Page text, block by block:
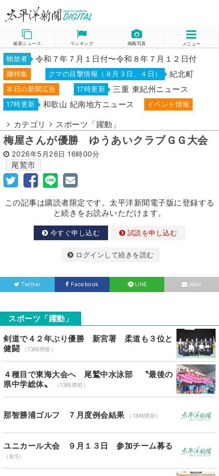
最新ニュース ランキング 掲載写真 メニュー
物故者 令和７年７月１日付〜令和８年７月１２日付
麺特集 クマの目撃情報（８月３日、４日） 紀北町
本日の新聞広告 17時更新 三重 東紀州ニュース
17時更新 和歌山 紀南地方ニュース イベント情報
カテゴリ スポーツ「躍動」
梅屋さんが優勝 ゆうあいクラブＧＧ大会
2026年5月26日 16時00分
尾鷲市
この記事は購読者限定です。太平洋新聞電子版に登録する
と続きをお読みいただけます。
今すぐ申し込む 試読を申し込む
ログインして続きを読む
Twitter Facebook LINE Mail
スポーツ「躍動」
剣道で４２年ぶり優勝 新宮署 柔道も３位と
健闘
（13時間前）
４種目で東海大会へ 尾鷲中水泳部 〝最後の
県中学総体〟
（13時間前）
那智勝浦ゴルフ ７月度例会結果 （13時間前）
ユニカール大会 ９月１３日 参加チーム募る
（8/5）